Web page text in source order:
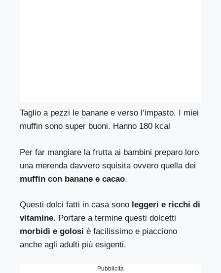
Taglio a pezzi le banane e verso l’impasto. I miei
muffin sono super buoni. Hanno 180 kcal
Per far mangiare la frutta ai bambini preparo loro
una merenda davvero squisita ovvero quella dei
muffin con banane e cacao.
Questi dolci fatti in casa sono leggeri e ricchi di
vitamine. Portare a termine questi dolcetti
morbidi e golosi è facilissimo e piacciono
anche agli adulti più esigenti.
Pubblicità